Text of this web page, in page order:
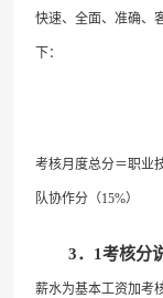
快速、全面、准确、
下：
考核月度总分＝职业
队协作分（15%）
3． 1考核分
薪水为基本工资加考